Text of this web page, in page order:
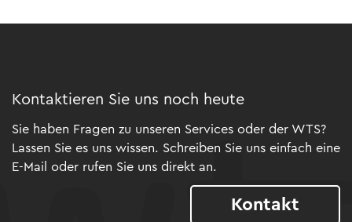
Kontaktieren Sie uns noch heute
Sie haben Fragen zu unseren Services oder der WTS?
Lassen Sie es uns wissen. Schreiben Sie uns einfach eine
E-Mail oder rufen Sie uns direkt an.
Kontakt